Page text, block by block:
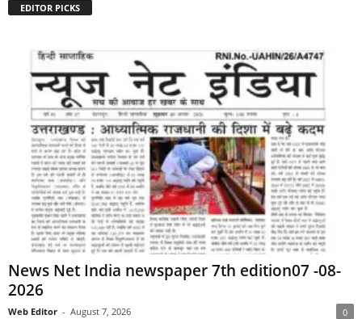
EDITOR PICKS
News Net India newspaper 7th edition07 -08-
2026
Web Editor - August 7, 2026 0